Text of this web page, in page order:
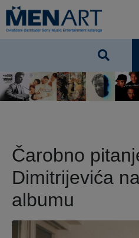
Čarobno
Dimitrijevića
albumu